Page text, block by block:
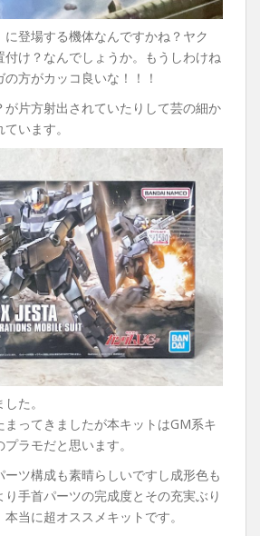
に登場する機体なんですかね？ヤク
付け？なんでしょうか。もうしわけね
方がカッコ良いな！！！
が片方射出されていたりして芸の細か
います。
た。
まってきましたが本キットはGM系キ
ラモだと思います。
ーツ構成も素晴らしいですし成形色も
手首パーツの完成度とその充実ぶり
当に超オススメキットです。